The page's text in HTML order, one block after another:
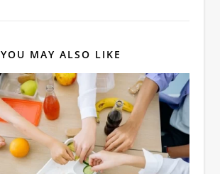
YOU MAY ALSO LIKE